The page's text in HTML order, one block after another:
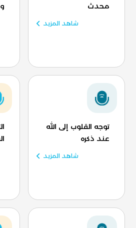
محدث
شاهد المزيد
توجه القلوب إلى الله
عند ذكره
شاهد المزيد